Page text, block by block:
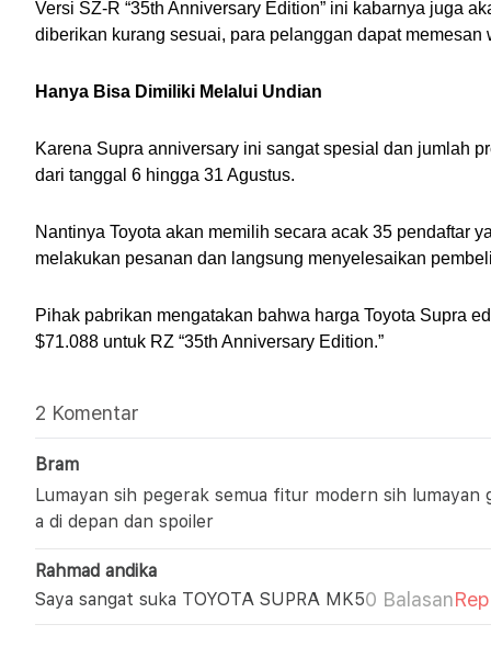
Versi SZ-R “35th Anniversary Edition” ini kabarnya juga
diberikan kurang sesuai, para pelanggan dapat
Hanya Bisa Dimiliki Melalui Undian
Karena Supra anniversary ini sangat spesial dan jumlah
dari tanggal 6 hingga 31 Agustus.
Nantinya Toyota akan memilih secara acak 35 pendaftar
melakukan pesanan dan langsung menyelesaikan
Pihak pabrikan mengatakan bahwa harga Toyota Supra
$71.088 untuk RZ “35th Anniversary Edition.”
2 Komentar
Bram
Lumayan sih pegerak semua fitur modern sih
a di depan dan spoiler
Rahmad andika
Saya sangat suka TOYOTA SUPRA MK50 Balasan